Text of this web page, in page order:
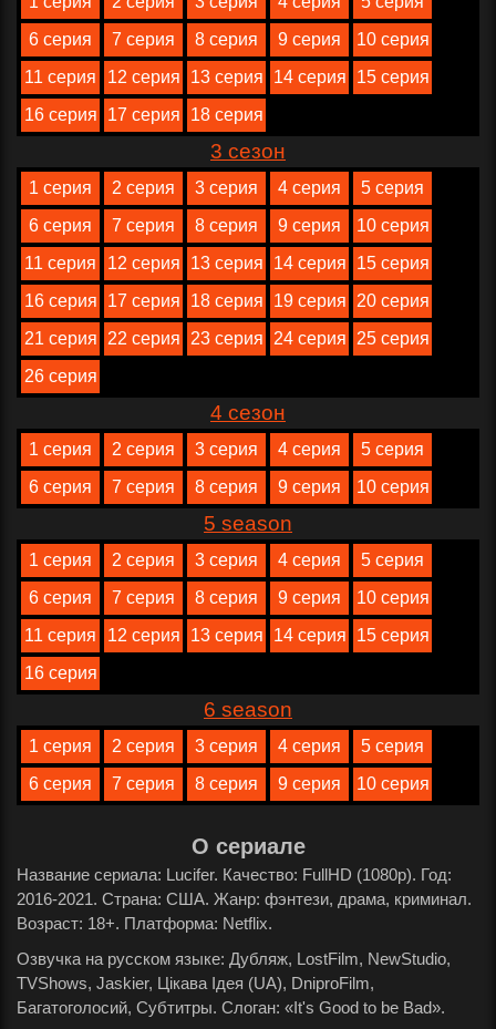
6 серия
7 серия 8 серия 9 серия
10 серия
11 серия
12 серия 13 серия 14 серия
15 серия
16 серия
17 серия 18 серия
3 сезон
1 серия 2 серия 3 серия 4 серия
5 серия
6 серия
7 серия 8 серия 9 серия
10 серия
11 серия
12 серия 13 серия 14 серия
15 серия
16 серия
17 серия 18 серия 19 серия
20 серия
21 серия
22 серия 23 серия 24 серия
25 серия
26 серия
4 сезон
1 серия 2 серия 3 серия 4 серия
5 серия
6 серия
7 серия 8 серия 9 серия 10 серия
5 season
1 серия 2 серия 3 серия 4 серия
5 серия
6 серия
7 серия 8 серия 9 серия
10 серия
11 серия
12 серия 13 серия 14 серия
15 серия
16 серия
6 season
1 серия 2 серия 3 серия 4 серия
5 серия
6 серия
7 серия 8 серия 9 серия 10 серия
О сериале
Название сериала: Lucifer. Качество: FullHD (1080p). Год:
2016-2021. Страна: США. Жанр: фэнтези, драма, криминал.
Возраст: 18+. Платформа: Netflix.
Озвучка на русском языке: Дубляж, LostFilm, NewStudio,
TVShows, Jaskier, Цікава Ідея (UA), DniproFilm,
Багатоголосий, Субтитры. Слоган: «It's Good to be Bad».